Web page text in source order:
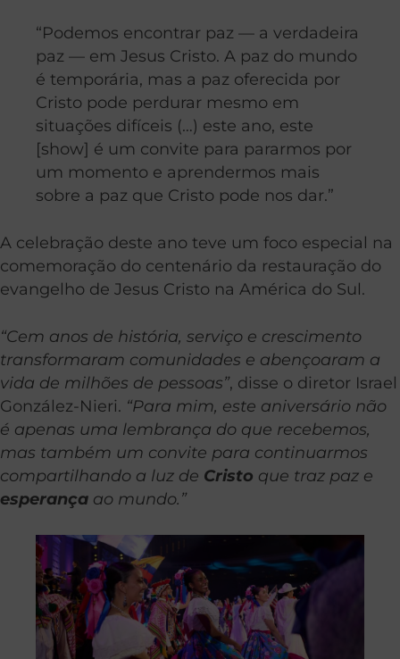
“Podemos encontrar paz — a verdadeira
paz — em Jesus Cristo. A paz do mundo
é temporária, mas a paz oferecida por
Cristo pode perdurar mesmo em
situações difíceis (…) este ano, este
[show] é um convite para pararmos por
um momento e aprendermos mais
sobre a paz que Cristo pode nos dar.”
A celebração deste ano teve um foco especial na
comemoração do centenário da restauração do
evangelho de Jesus Cristo na América do Sul.
“Cem anos de história, serviço e crescimento
transformaram comunidades e abençoaram a
vida de milhões de pessoas”, disse o diretor Israel
González-Nieri. “Para mim, este aniversário não
é apenas uma lembrança do que recebemos,
mas também um convite para continuarmos
compartilhando a luz de Cristo que traz paz e
esperança ao mundo.”